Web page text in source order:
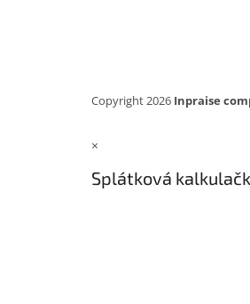
Copyright 2026 Inpraise
×
Splátková